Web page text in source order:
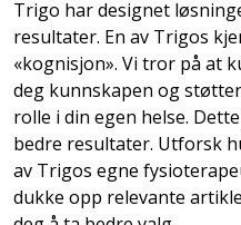
Trigo har designet
resultater. En av Trigos
«kognisjon». Vi tror på at
deg kunnskapen og
rolle i din egen helse.
bedre resultater. Utforsk
av Trigos egne
dukke opp relevante